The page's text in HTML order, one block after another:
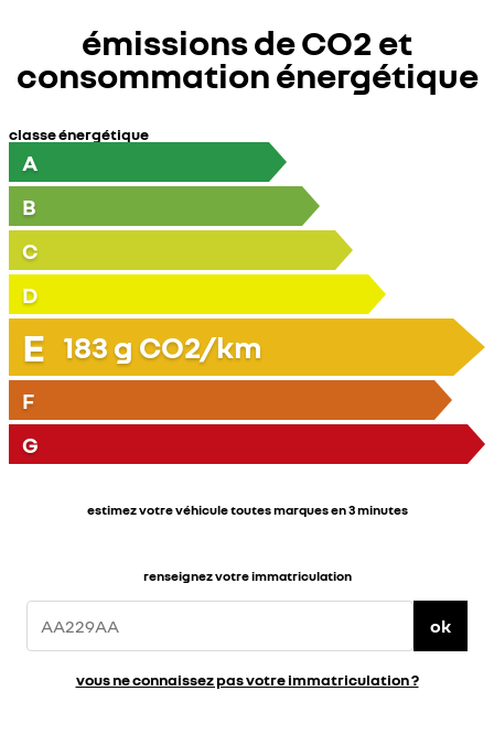
émissions de CO2 et
consommation énergétique
classe énergétique
A
B
C
D
E 183 g CO2/km
F
G
estimez votre véhicule toutes marques en 3 minutes
renseignez votre immatriculation
ok
vous ne connaissez pas votre immatriculation ?